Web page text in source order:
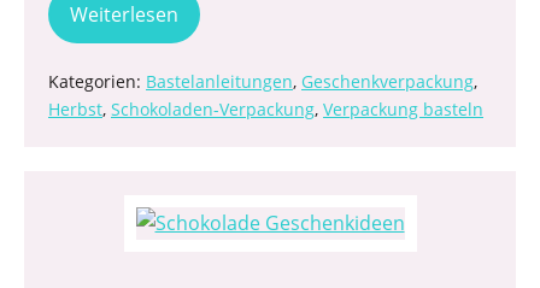
Weiterlesen
Kategorien: Bastelanleitungen, Geschenkverpackung,
Herbst, Schokoladen-Verpackung, Verpackung basteln